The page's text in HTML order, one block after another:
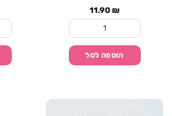
11.90₪
כמות של סט צלחות בינוניות טאי
הוספה לסל